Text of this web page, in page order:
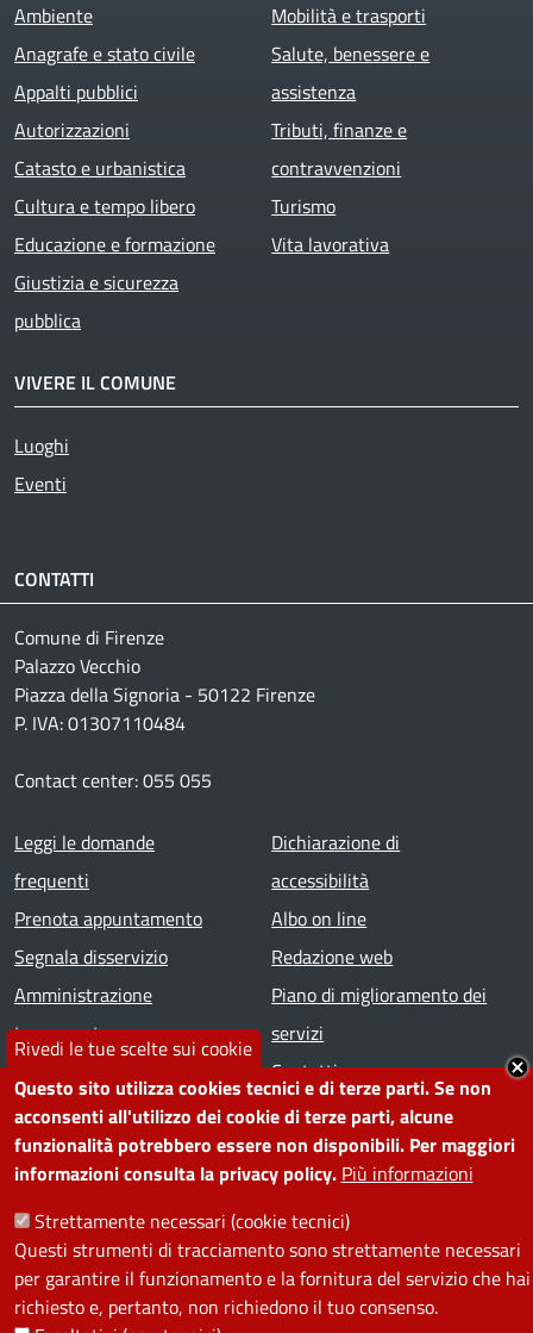
Rivedi le tue scelte sui cookie
Questo sito utilizza cookies tecnici e di terze parti. Se non
acconsenti all'utilizzo dei cookie di terze parti, alcune
funzionalità potrebbero essere non disponibili. Per maggiori
informazioni consulta la privacy policy. Più informazioni
Strettamente necessari (cookie tecnici)
Questi strumenti di tracciamento sono strettamente necessari
per garantire il funzionamento e la fornitura del servizio che hai
richiesto e, pertanto, non richiedono il tuo consenso.
Ambiente
Anagrafe e stato civile
Appalti pubblici
Autorizzazioni
Catasto e urbanistica
Cultura e tempo libero
Educazione e formazione
Giustizia e sicurezza
pubblica
Mobilità e trasporti
Salute, benessere e
assistenza
Tributi, finanze e
contravvenzioni
Turismo
Vita lavorativa
VIVERE IL COMUNE
Luoghi
Eventi
CONTATTI
Comune di Firenze
Palazzo Vecchio
Piazza della Signoria - 50122 Firenze
P. IVA: 01307110484
Contact center: 055 055
Footer menu
Leggi le domande
frequenti
Prenota appuntamento
Segnala disservizio
Amministrazione
trasparente
Dichiarazione di
accessibilità
Albo on line
Redazione web
Piano di miglioramento dei
servizi
Contatti
SEGUICI SU
Facebook
Instagram
YouTube
Telegram
WhatsApp
TwitterLinkedin
PRIVACY